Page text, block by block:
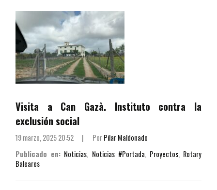
Visita a Can Gazà. Instituto contra la
exclusión social
19 marzo, 2025 20:52 | PorPilar Maldonado
Publicado en: Noticias, Noticias #Portada, Proyectos, Rotary
Baleares